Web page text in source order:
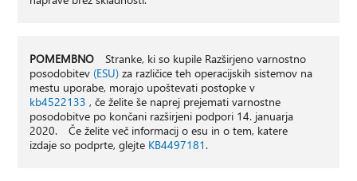
POMEMBNOStranke, ki so kupile Razširjeno varnostno
posodobitev (ESU)za različice teh operacijskih sistemov na
mestu uporabe, morajo upoštevati postopke v
kb4522133 , če želite še naprej prejemati varnostne
posodobitve po končani razširjeni podpori 14. januarja
2020. Če želite več informacij o esu in o tem, katere
izdaje so podprte, glejte KB4497181 .